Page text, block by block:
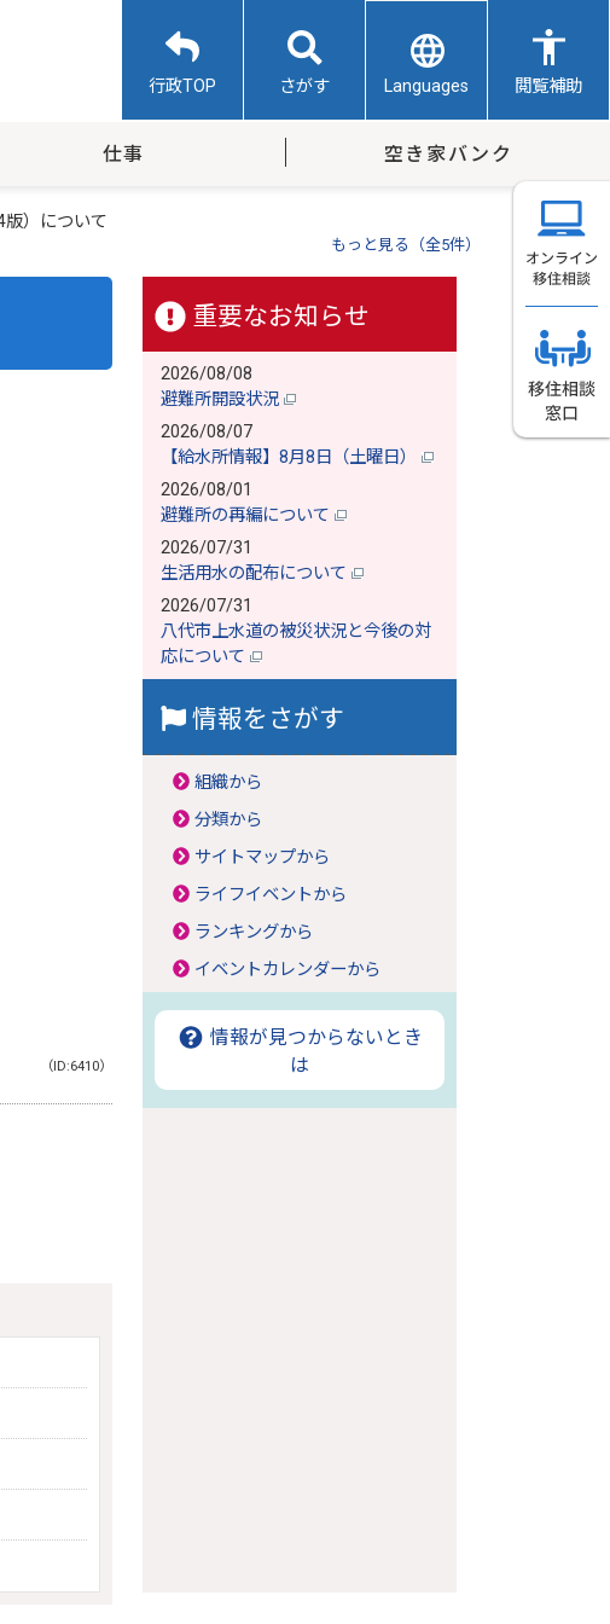
行政TOP さがす Languages 閲覧補助
仕事 空き家バンク
）について
もっと見る（全5件）
（ID:6410）
重要なお知らせ
2026/08/08
避難所開設状況
2026/08/07
【給水所情報】8月8日（土曜日）
2026/08/01
避難所の再編について
2026/07/31
生活用水の配布について
2026/07/31
八代市上水道の被災状況と今後の対
応について
情報をさがす
組織から
分類から
サイトマップから
ライフイベントから
ランキングから
イベントカレンダーから
情報が見つからないとき
は